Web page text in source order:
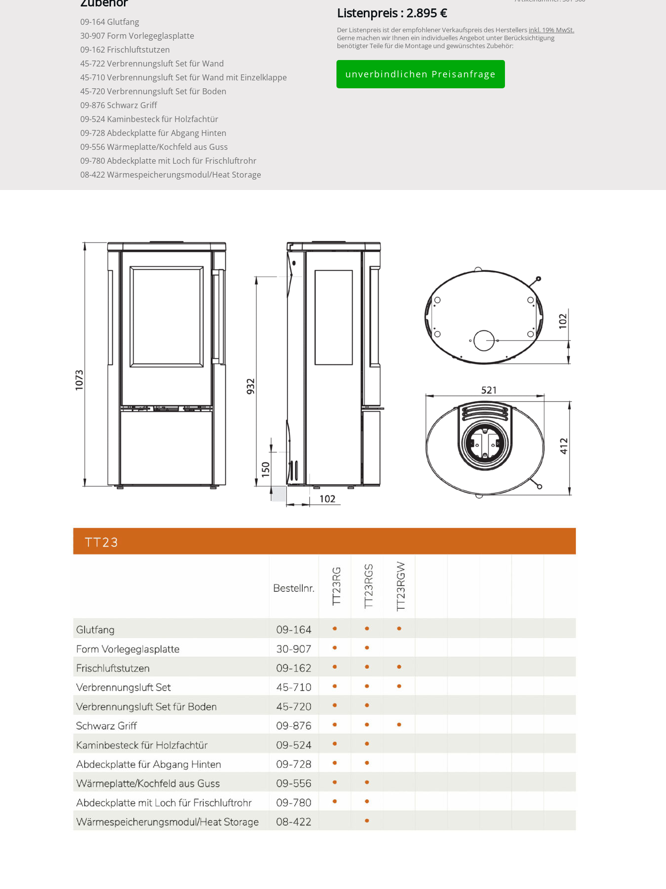
09-164 Glutfang
30-907 Form Vorlegeglasplatte
09-162 Frischluftstutzen
45-722 Verbrennungsluft Set für Wand
45-710 Verbrennungsluft Set für Wand mit Einzelklappe
45-720 Verbrennungsluft Set für Boden
09-876 Schwarz Griff
09-524 Kaminbesteck für Holzfachtür
09-728 Abdeckplatte für Abgang Hinten
09-556 Wärmeplatte/Kochfeld aus Guss
09-780 Abdeckplatte mit Loch für Frischluftrohr
08-422 Wärmespeicherungsmodul/Heat Storage
Listenpreis : 2.895 €
Der Listenpreis ist der empfohlener Verkaufspreis des Herstellers inkl. 19% MwSt.
Gerne machen wir Ihnen ein individuelles Angebot unter Berücksichtigung
benötigter Teile für die Montage und gewünschtes Zubehör:
unverbindlichen Preisanfrage